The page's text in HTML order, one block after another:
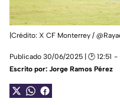
|Crédito: X CF Monterrey /
Publicado 30/06/2025 | 🕑 12:51
Escrito por: Jorge Ramos Pérez